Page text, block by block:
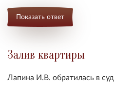
Показать ответ
Залив квартиры
Лапина И.В. обратилась в